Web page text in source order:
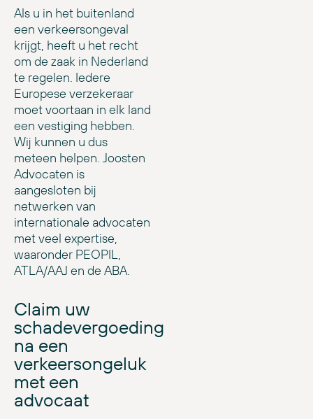
Als u in het buitenland
een verkeersongeval
krijgt, heeft u het recht
om de zaak in Nederland
te regelen. Iedere
Europese verzekeraar
moet voortaan in elk land
een vestiging hebben.
Wij kunnen u dus
meteen helpen. Joosten
Advocaten is
aangesloten bij
netwerken van
internationale advocaten
met veel expertise,
waaronder PEOPIL,
ATLA/AAJ en de ABA.
Claim uw
schadevergoeding
na een
verkeersongeluk
met een
advocaat